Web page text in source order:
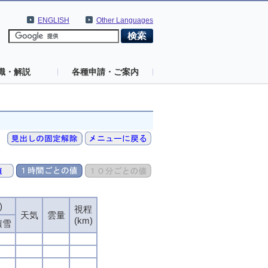
Other Languages
ENGLISH
・解説 各種申請・ご案内
天気
雲量
視程
(km)
雪
天気
雲量
視程
(km)
雪
天気
雲量
視程
(km)
雪
天気
雲量
視程
(km)
雪